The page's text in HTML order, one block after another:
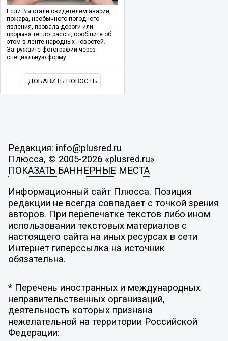
Если Вы стали свидетелем аварии,
пожара, необычного погодного
явления, провала дороги или
прорыва теплотрассы, сообщите об
этом в ленте народных новостей.
Загружайте фотографии через
специальную форму.
ДОБАВИТЬ НОВОСТЬ
Редакция: info@plusred.ru
Плюсса, © 2005-2026 «plusred.ru»
ПОКАЗАТЬ БАННЕРНЫЕ МЕСТА
Информационный сайт Плюсса. Позиция
редакции не всегда совпадает с точкой зрения
авторов. При перепечатке текстов либо ином
использовании текстовых материалов с
настоящего сайта на иных ресурсах в сети
Интернет гиперссылка на источник
обязательна.
* Перечень иностранных и международных
неправительственных организаций,
деятельность которых признана
нежелательной на территории Российской
Федерации: